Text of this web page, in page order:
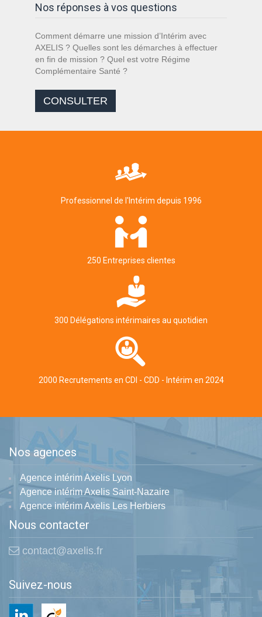
Nos réponses à vos questions
Comment démarre une mission d’Intérim avec
AXELIS ? Quelles sont les démarches à effectuer
en fin de mission ? Quel est votre Régime
Complémentaire Santé ?
CONSULTER
Professionnel de l'Intérim depuis 1996
250 Entreprises clientes
300 Délégations intérimaires au quotidien
2000 Recrutements en CDI - CDD - Intérim en 2024
Nos agences
Agence intérim Axelis Lyon
Agence intérim Axelis Saint-Nazaire
Agence intérim Axelis Les Herbiers
Nous contacter
contact@axelis.fr
Suivez-nous